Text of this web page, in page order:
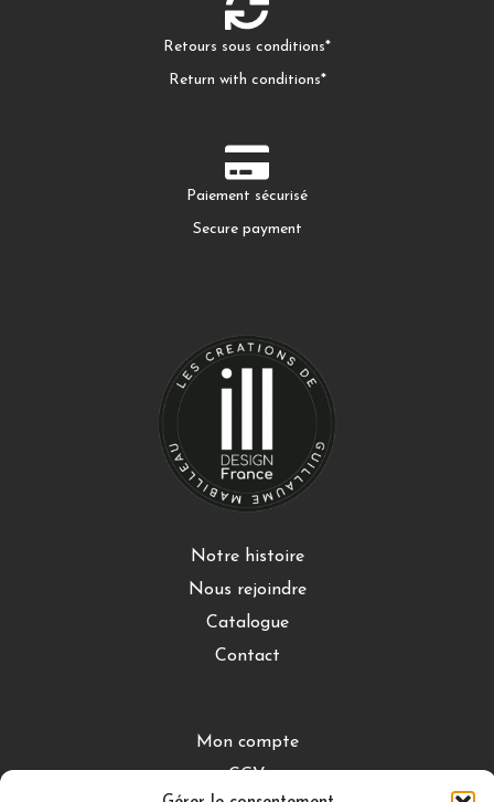
Retours sous conditions*
Return with conditions*
Paiement sécurisé
Secure payment
Notre histoire
Nous rejoindre
Catalogue
Contact
Mon compte
CGV